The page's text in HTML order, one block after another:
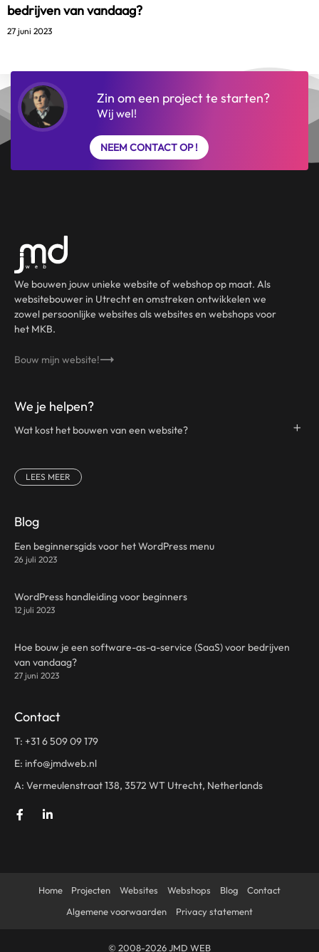
bedrijven van vandaag?
27 juni 2023
Zin om een project te starten?
Wij wel!
NEEM CONTACT OP !
We bouwen jouw unieke website of webshop op maat. Als
websitebouwer in Utrecht en omstreken ontwikkelen we
zowel persoonlijke websites als websites en webshops voor
het MKB.
Bouw mijn website!
We je helpen?
Wat kost het bouwen van een website?
LEES MEER
Blog
Een beginnersgids voor het WordPress menu
26 juli 2023
WordPress handleiding voor beginners
12 juli 2023
Hoe bouw je een software-as-a-service (SaaS) voor bedrijven
van vandaag?
27 juni 2023
Contact
T: +31 6 509 09 179
E: info@jmdweb.nl
A: Vermeulenstraat 138, 3572 WT Utrecht, Netherlands
Home Projecten Websites Webshops Blog
Contact
Algemene voorwaarden
Privacy statement
© 2008-2026 JMD WEB